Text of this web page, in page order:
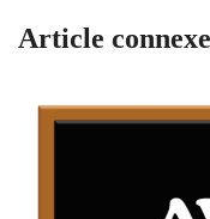
Article connexe